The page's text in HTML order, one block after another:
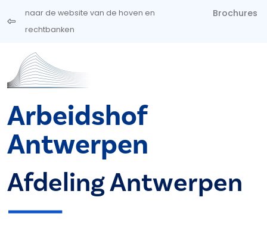
Overslaan en naar de inhoud gaan
naar de website van de hoven en
rechtbanken
Brochures
Arbeidshof
Antwerpen
Afdeling Antwerpen